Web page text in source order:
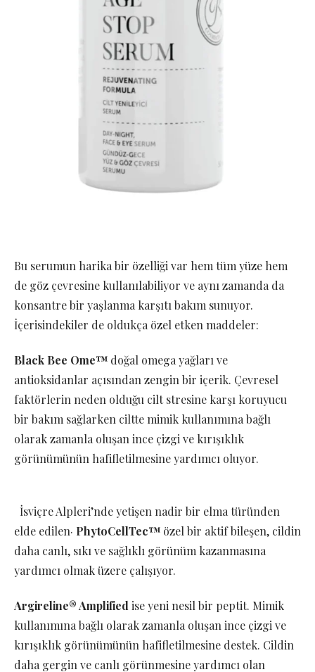
Bu serumun harika bir özelliği var hem tüm yüze hem
de göz çevresine kullanılabiliyor ve aynı zamanda da
konsantre bir yaşlanma karşıtı bakım sunuyor.
İçerisindekiler de oldukça özel etken maddeler:
Black Bee Ome™ doğal omega yağları ve
antioksidanlar açısından zengin bir içerik. Çevresel
faktörlerin neden olduğu cilt stresine karşı koruyucu
bir bakım sağlarken ciltte mimik kullanımına bağlı
olarak zamanla oluşan ince çizgi ve kırışıklık
görünümünün hafifletilmesine yardımcı oluyor.
İsviçre Alpleri’nde yetişen nadir bir elma türünden
elde edilen· PhytoCellTec™ özel bir aktif bileşen, cildin
daha canlı, sıkı ve sağlıklı görünüm kazanmasına
yardımcı olmak üzere çalışıyor.
Argireline® Amplified ise yeni nesil bir peptit. Mimik
kullanımına bağlı olarak zamanla oluşan ince çizgi ve
kırışıklık görünümünün hafifletilmesine destek. Cildin
daha gergin ve canlı görünmesine yardımcı olan